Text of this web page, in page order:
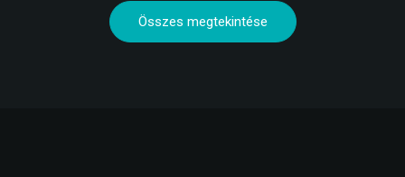
Összes megtekintése